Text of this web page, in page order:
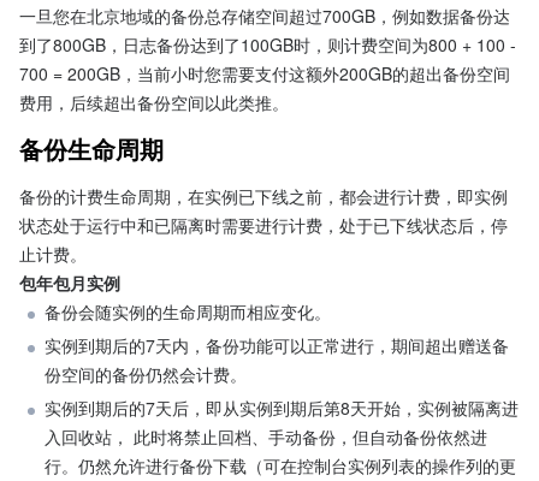
一旦您在北京地域的备份总存储空间超过700GB，例如数据备份达
到了800GB，日志备份达到了100GB时，则计费空间为800 + 100 -
700 = 200GB，当前小时您需要支付这额外200GB的超出备份空间
费用，后续超出备份空间以此类推。
备份生命周期
备份的计费生命周期，在实例已下线之前，都会进行计费，即实例
状态处于运行中和已隔离时需要进行计费，处于已下线状态后，停
止计费。
包年包月实例
备份会随实例的生命周期而相应变化。
实例到期后的7天内，备份功能可以正常进行，期间超出赠送备
份空间的备份仍然会计费。
实例到期后的7天后，即从实例到期后第8天开始，实例被隔离进
入回收站， 此时将禁止回档、手动备份，但自动备份依然进
行。仍然允许进行备份下载（可在控制台实例列表的操作列的更